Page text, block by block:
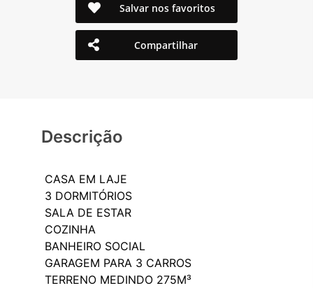
Salvar nos favoritos
Compartilhar
Descrição
CASA EM LAJE
3 DORMITÓRIOS
SALA DE ESTAR
COZINHA
BANHEIRO SOCIAL
GARAGEM PARA 3 CARROS
TERRENO MEDINDO 275M³